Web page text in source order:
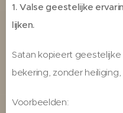
1. Valse geestelijke
lijken.
Satan kopieert
bekering, zonder
Voorbeelden: